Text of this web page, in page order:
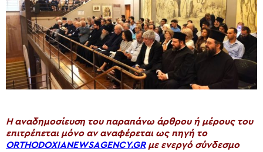
H αναδημοσίευση του παραπάνω άρθρου ή μέρους του
επιτρέπεται μόνο αν αναφέρεται ως πηγή το
ORTHODOXIANEWSAGENCY.GRμε ενεργό σύνδεσμο